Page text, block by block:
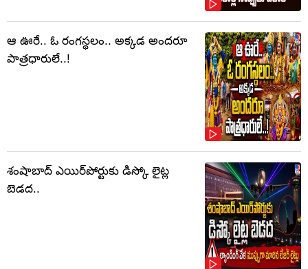
ఆ ఊరే.. ఓ రంగస్థలం.. అక్కడ అందరూ
పాత్రధారులే..!
శంషాబాద్ ఎయిర్‌పోర్టుకు డిస్కో లైట్ల
బెడద..